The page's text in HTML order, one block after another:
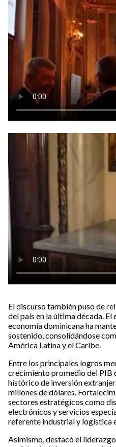
El discurso también puso de
del país en la última década.
economía dominicana ha
sostenido, consolidándose
América Latina y el Caribe.
Entre los principales logros
crecimiento promedio del PIB
histórico de inversión
millones de dólares.
sectores estratégicos como
electrónicos y servicios
referente industrial y logística
Asimismo, destacó el